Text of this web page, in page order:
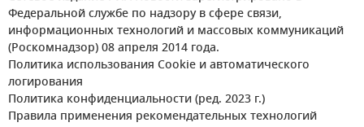
Федеральной службе по надзору в сфере связи,
информационных технологий и массовых коммуникаций
(Роскомнадзор) 08 апреля 2014 года.
Политика использования Cookie и автоматического
логирования
Политика конфиденциальности (ред. 2023 г.)
Правила применения рекомендательных технологий